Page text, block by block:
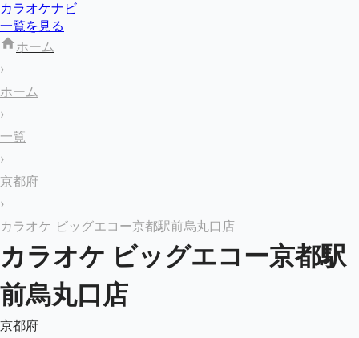
カラオケナビ
一覧を見る
ホーム
›
ホーム
›
一覧
›
京都府
›
カラオケ ビッグエコー京都駅前烏丸口店
カラオケ ビッグエコー京都駅
前烏丸口店
京都府